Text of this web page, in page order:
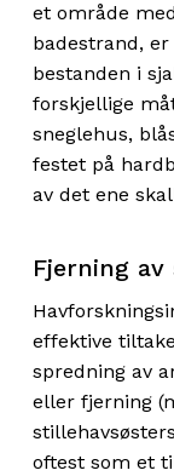
et område
badestrand,
bestanden i
forskjellige
sneglehus,
festet på
av det ene
Fjerning
effektive
spredning av
eller fjerning
oftest som et